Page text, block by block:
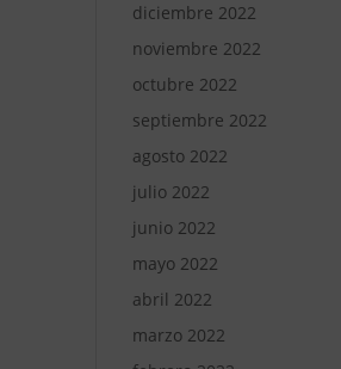
diciembre 2022
noviembre 2022
octubre 2022
septiembre 2022
agosto 2022
julio 2022
junio 2022
mayo 2022
abril 2022
marzo 2022